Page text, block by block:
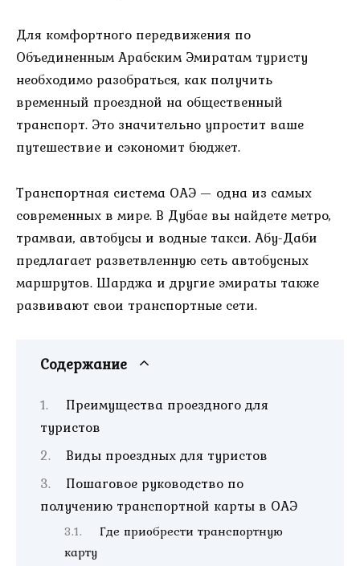
Для комфортного передвижения по
Объединенным Арабским Эмиратам туристу
необходимо разобраться, как получить
временный проездной на общественный
транспорт. Это значительно упростит ваше
путешествие и сэкономит бюджет.
Транспортная система ОАЭ — одна из самых
современных в мире. В Дубае вы найдете метро,
трамваи, автобусы и водные такси. Абу-Даби
предлагает разветвленную сеть автобусных
маршрутов. Шарджа и другие эмираты также
развивают свои транспортные сети.
Содержание
Преимущества проездного для
туристов
Виды проездных для туристов
Пошаговое руководство по
получению транспортной карты в ОАЭ
Где приобрести транспортную
карту